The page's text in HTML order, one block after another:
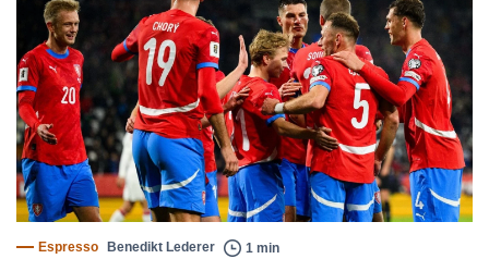
Espresso Benedikt Lederer 1 min